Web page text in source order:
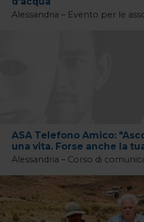
Alessandria – Evento per le
ASA Telefono Amico:
una vita. Forse anche la
Alessandria – Corso di